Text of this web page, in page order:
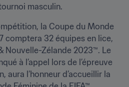
masculin.
la Coupe du Monde
comptera 32 équipes en lice,
Nouvelle-Zélande 2023™. Le
à l’appel lors de l’épreuve
aura l’honneur d’accueillir la